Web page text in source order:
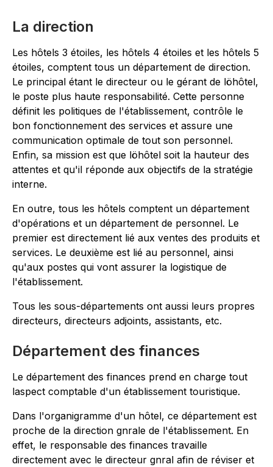
La direction
Les hôtels 3 étoiles, les hôtels 4 étoiles et les hôtels 5
étoiles, comptent tous un département de direction.
Le principal étant le directeur ou le gérant de löhôtel,
le poste plus haute responsabilité. Cette personne
définit les politiques de l'établissement, contrôle le
bon fonctionnement des services et assure une
communication optimale de tout son personnel.
Enfin, sa mission est que löhôtel soit la hauteur des
attentes et qu'il réponde aux objectifs de la stratégie
interne.
En outre, tous les hôtels comptent un département
d'opérations et un département de personnel. Le
premier est directement lié aux ventes des produits et
services. Le deuxième est lié au personnel, ainsi
qu'aux postes qui vont assurer la logistique de
l'établissement.
Tous les sous-départements ont aussi leurs propres
directeurs, directeurs adjoints, assistants, etc.
Département des finances
Le département des finances prend en charge tout
laspect comptable d'un établissement touristique.
Dans l'organigramme d'un hôtel, ce département est
proche de la direction gnrale de l'établissement. En
effet, le responsable des finances travaille
directement avec le directeur gnral afin de réviser et